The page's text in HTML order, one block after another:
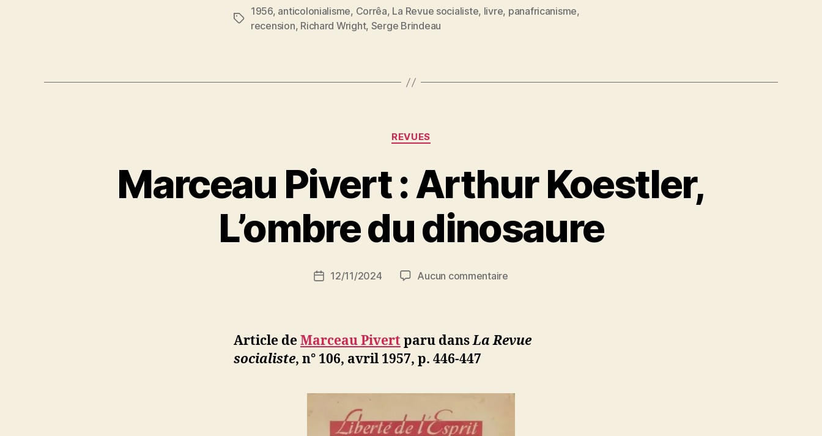
WRIGHT
Noire »
Étiquettes
1956, anticolonialisme, Corrêa, La Revue socialiste, livre, panafricanisme,
recension, Richard Wright, Serge Brindeau
Catégories
REVUES
Marceau Pivert : Arthur Koestler,
L’ombre du dinosaure
a
N
b
Date12/11/2024 Aucun commentairesur
Koestler,
dinosaure
Article deMarceau Pivert paru dansLa Revue
socialiste, n° 106, avril 1957, p. 446-447